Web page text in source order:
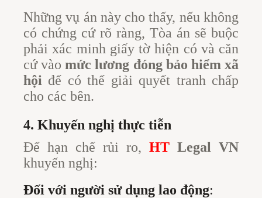
Những vụ án này cho thấy, nếu không
có chứng cứ rõ ràng, Tòa án sẽ buộc
phải xác minh giấy tờ hiện có và căn
cứ vàomức lương đóng bảo hiểm xã
hội để có thể giải quyết tranh chấp
cho các bên.
4. Khuyến nghị thực tiễn
Để hạn chế rủi ro, HT Legal VN
khuyến nghị:
Đối với người sử dụng lao động: